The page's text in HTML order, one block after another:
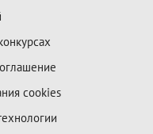
cookies